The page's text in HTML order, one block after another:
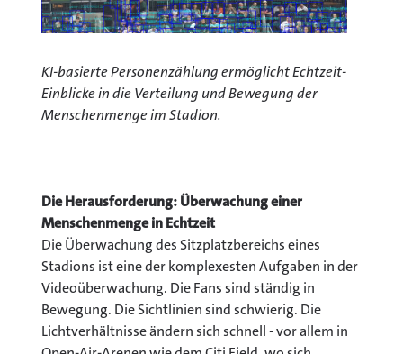
KI-basierte Personenzählung ermöglicht Echtzeit-
Einblicke in die Verteilung und Bewegung der
Menschenmenge im Stadion.
Die Herausforderung: Überwachung einer
Menschenmenge in Echtzeit
Die Überwachung des Sitzplatzbereichs eines
Stadions ist eine der komplexesten Aufgaben in der
Videoüberwachung. Die Fans sind ständig in
Bewegung. Die Sichtlinien sind schwierig. Die
Lichtverhältnisse ändern sich schnell - vor allem in